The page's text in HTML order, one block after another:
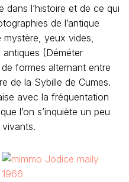
dans l’histoire et de ce qui
de l’antique
mystère, yeux vides,
(Déméter
formes alternant entre
de la Sybille de Cumes.
avec la fréquentation
l’on s’inquiète un peu